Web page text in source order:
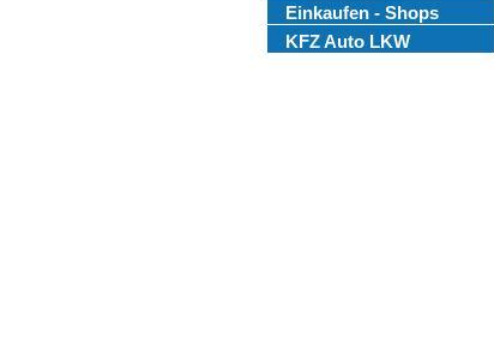
Einkaufen - Shops
KFZ Auto LKW